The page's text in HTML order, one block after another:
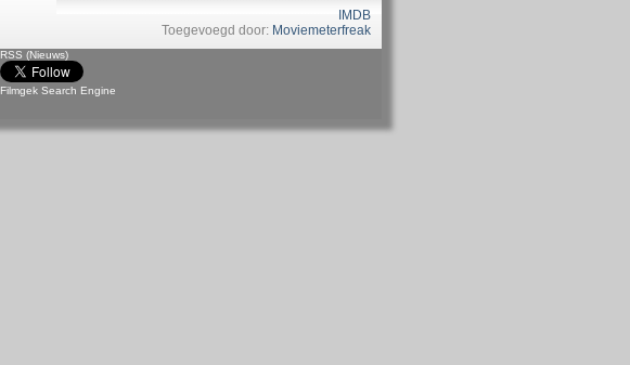
IMDB
Toegevoegd door: Moviemeterfreak
RSS (Nieuws)
Filmgek Search Engine